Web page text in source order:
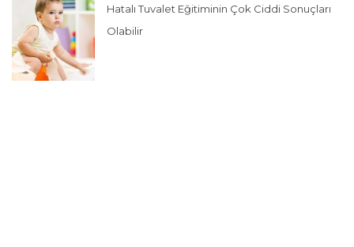
Hatalı Tuvalet Eğitiminin Çok Ciddi Sonuçları
Olabilir